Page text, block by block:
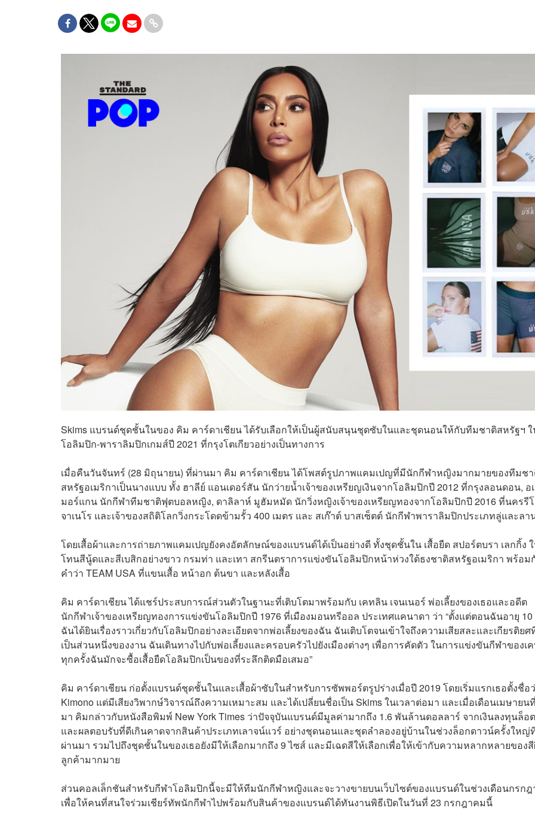
Skims แบรนด์ชุดชั้นในของ คิม คาร์ดาเชียนได้รับเลือกให้เป็นผู้สนับสนุนชุดซับในและชุดนอนให้กับทีมชาติสหรัฐฯ
โอลิมปิก-พาราลิมปิกเกมส์ปี 2021 ที่กรุงโตเกียวอย่างเป็นทางการ
เมื่อคืนวันจันทร์ (28 มิถุนายน) ที่ผ่านมา คิม คาร์ดาเชียนได้โพสต์รูปภาพแคมเปญที่มีนักกีฬาหญิงมากมายของทีมช
สหรัฐอเมริกาเป็นนางแบบ ทั้ง ฮาลีย์ แอนเดอร์สัน นักว่ายน้ำเจ้าของเหรียญเงินจากโอลิมปิกปี 2012 ที่กรุงลอนดอน, อ
มอร์แกน นักกีฬาทีมชาติฟุตบอลหญิง, ดาลิลาห์ มูฮัมหมัด นักวิ่งหญิงเจ้าของเหรียญทองจากโอลิมปิกปี 2016 ที่นครรี
จาเนโร และเจ้าของสถิติโลกวิ่งกระโดดข้ามรั้ว 400 เมตร และ สเก๊าต์ บาสเซ็ตต์ นักกีฬาพาราลิมปิกประเภทลู่และลา
โดยเสื้อผ้าและการถ่ายภาพแคมเปญยังคงอัตลักษณ์ของแบรนด์ได้เป็นอย่างดี ทั้งชุดชั้นใน เสื้อยืด สปอร์ตบรา เลกกิ้ง
โทนสีนู้ดและสีเบสิกอย่างขาว กรมท่า และเทา สกรีนตราการแข่งขันโอลิมปิกหน้าห่วงใต้ธงชาติสหรัฐอเมริกา พร้อม
คำว่า TEAM USA ที่แขนเสื้อ หน้าอก ต้นขา และหลังเสื้อ
คิม คาร์ดาเชียนได้แชร์ประสบการณ์ส่วนตัวในฐานะที่เติบโตมาพร้อมกับ เคทลิน เจนเนอร์ พ่อเลี้ยงของเธอและอดีต
นักกีฬาเจ้าของเหรียญทองการแข่งขันโอลิมปิกปี 1976 ที่เมืองมอนทรีออล ประเทศแคนาดา ว่า “ตั้งแต่ตอนฉันอายุ
ฉันได้ยินเรื่องราวเกี่ยวกับโอลิมปิกอย่างละเอียดจากพ่อเลี้ยงของฉัน ฉันเติบโตจนเข้าใจถึงความเสียสละและเกียรติยศ
เป็นส่วนหนึ่งของงาน ฉันเดินทางไปกับพ่อเลี้ยงและครอบครัวไปยังเมืองต่างๆ เพื่อการคัดตัว ในการแข่งขันกีฬาของเ
ทุกครั้งฉันมักจะซื้อเสื้อยืดโอลิมปิกเป็นของที่ระลึกติดมือเสมอ”
คิม คาร์ดาเชียน ก่อตั้งแบรนด์ชุดชั้นในและเสื้อผ้าซับในสำหรับการซัพพอร์ตรูปร่างเมื่อปี 2019 โดยเริ่มแรกเธอตั้งชื่อ
Kimono แต่มีเสียงวิพากษ์วิจารณ์ถึงความเหมาะสม และได้เปลี่ยนชื่อเป็น Skims ในเวลาต่อมา และเมื่อเดือนเมษายน
มา คิมกล่าวกับหนังสือพิมพ์ New York Times ว่าปัจจุบันแบรนด์มีมูลค่ามากถึง 1.6 พันล้านดอลลาร์ จากเงินลงทุนล็อ
และผลตอบรับที่ดีเกินคาดจากสินค้าประเภทเลาจน์แวร์ อย่างชุดนอนและชุดลำลองอยู่บ้านในช่วงล็อกดาวน์ครั้งใหญ่
ผ่านมา รวมไปถึงชุดชั้นในของเธอยังมีให้เลือกมากถึง 9 ไซส์ และมีเฉดสีให้เลือกเพื่อให้เข้ากับความหลากหลายของ
ลูกค้ามากมาย
ส่วนคอลเล็กชันสำหรับกีฬาโอลิมปิกนี้จะมีให้ทีมนักกีฬาหญิงและจะวางขายบนเว็บไซต์ของแบรนด์ในช่วงเดือนกรก
เพื่อให้คนที่สนใจร่วมเชียร์ทัพนักกีฬาไปพร้อมกับสินค้าของแบรนด์ได้ทันงานพิธีเปิดในวันที่ 23 กรกฎาคมนี้